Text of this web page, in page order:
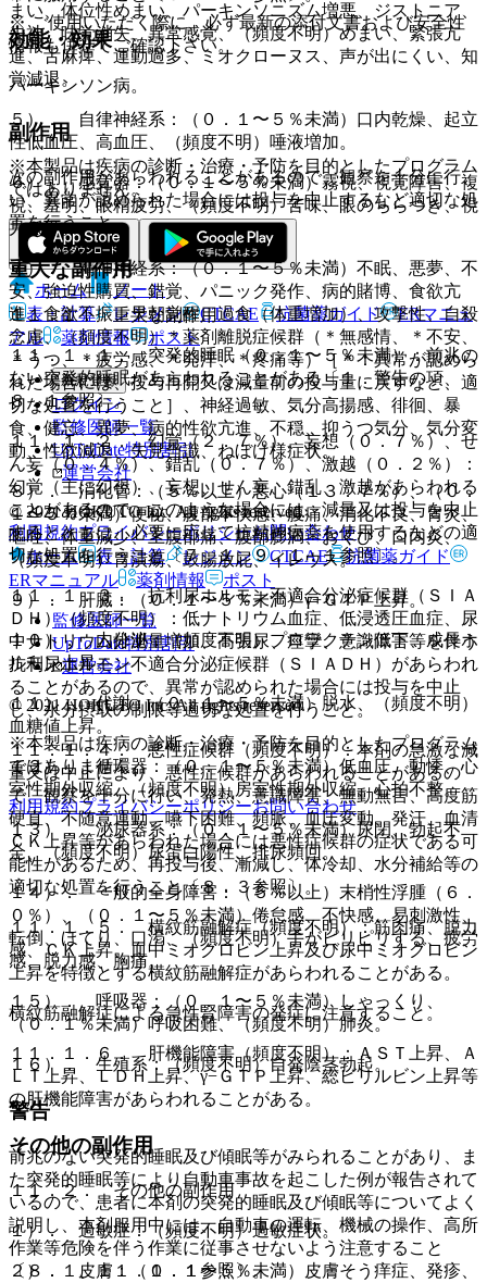
まい、体位性めまい、パーキンソニズム増悪、ジストニア、
失神、味覚消失、異常感覚、（頻度不明）めまい、緊張亢
進、舌麻痺、運動過多、ミオクローヌス、声が出にくい、知
覚減退。
５）． 自律神経系：（０．１〜５％未満）口内乾燥、起立
性低血圧、高血圧、（頻度不明）唾液増加。
６）． 感覚器：（０．１〜５％未満）霧視、視覚障害、複
視、羞明、眼精疲労、（頻度不明）苦味、眼のちらつき、視
力低下。
７）． 精神神経系：（０．１〜５％未満）不眠、悪夢、不
安、強迫性購買、錯覚、パニック発作、病的賭博、食欲亢
進、食欲不振、早朝覚醒、過食（体重増加）、攻撃性、自殺
念慮、（頻度不明）＊薬剤離脱症候群（＊無感情、＊不安、
＊うつ、＊疲労感、＊発汗、＊疼痛等）［＊：異常が認めら
れた場合には、投与再開又は減量前の投与量に戻すなど、適
切な処置を行うこと］、神経過敏、気分高揚感、徘徊、暴
食、健忘、異夢、病的性欲亢進、不穏、抑うつ気分、気分変
動、性欲減退、失見当識、ねぼけ様症状。
８）． 消化管：（５％以上）悪心（１３．７％）、（０．
１〜５％未満）便秘、腹部不快感、腹痛、消化不良、胃炎、
嘔吐、体重減少、上腹部痛、腹部膨満、おくび、口内炎、
（頻度不明）胃潰瘍、鼓腸放屁、イレウス。
９）． 肝臓：（０．１〜５％未満）γ−ＧＴＰ上昇。
１０）． 内分泌：（頻度不明）プロラクチン低下、成長ホ
ルモン上昇。
１１）． 代謝：（０．１〜５％未満）脱水、（頻度不明）
血糖値上昇。
１２）． 循環器：（０．１〜５％未満）低血圧、動悸、心
室性期外収縮、（頻度不明）房室性期外収縮、心拍不整。
１３）． 泌尿器系：（０．１〜５％未満）尿閉、勃起不
全、（頻度不明）尿蛋白陽性、排尿頻回。
１４）． 一般的全身障害：（５％以上）末梢性浮腫（６．
０％）、（０．１〜５％未満）倦怠感、不快感、易刺激性、
転倒、ほてり、口渇、（頻度不明）手がピリピリする、疲労
感、脱力感、胸痛。
１５）． 呼吸器：（０．１〜５％未満）しゃっくり、
（０．１％未満）呼吸困難、（頻度不明）肺炎。
１６）． 生殖系：（頻度不明）自発陰茎勃起。
警告
前兆のない突発的睡眠及び傾眠等がみられることがあり、ま
た突発的睡眠等により自動車事故を起こした例が報告されて
いるので、患者に本剤の突発的睡眠及び傾眠等についてよく
説明し、本剤服用中には、自動車の運転、機械の操作、高所
作業等危険を伴う作業に従事させないよう注意すること
〔８．１、１１．１．１参照〕。
効能・効果
パーキンソン病。
副作用
次の副作用があらわれることがあるので、観察を十分に行
い、異常が認められた場合には投与を中止するなど適切な処
置を行うこと。
重大な副作用
１１．１． 重大な副作用
１１．１．１． 突発的睡眠（０．１〜５％未満）：前兆の
ない突発的睡眠があらわれることがある〔１．警告の項、
８．１参照〕。
１１．１．２． 幻覚（２．７％）、妄想（０．７％）、せ
ん妄（０．４％）、錯乱（０．７％）、激越（０．２％）：
幻覚（主に幻視）、妄想、せん妄、錯乱、激越があらわれる
ことがあるので、このような場合には、減量又は投与を中止
するとともに、必要に応じて抗精神病薬を使用するなどの適
切な処置を行うこと〔７．１、９．１．１参照〕。
１１．１．３． 抗利尿ホルモン不適合分泌症候群（ＳＩＡ
ＤＨ）（頻度不明）：低ナトリウム血症、低浸透圧血症、尿
中ナトリウム排泄量増加、高張尿、痙攣、意識障害等を伴う
抗利尿ホルモン不適合分泌症候群（ＳＩＡＤＨ）があらわれ
ることがあるので、異常が認められた場合には投与を中止
し、水分摂取の制限等適切な処置を行うこと。
１１．１．４． 悪性症候群（頻度不明）：本剤の急激な減
量又は中止により、悪性症候群があらわれることがあるの
で、観察を十分に行い、発熱、意識障害、無動無言、高度筋
硬直、不随意運動、嚥下困難、頻脈、血圧変動、発汗、血清
ＣＫ上昇等があらわれた場合には悪性症候群の症状である可
能性があるため、再投与後、漸減し、体冷却、水分補給等の
適切な処置を行うこと〔８．３参照〕。
１１．１．５． 横紋筋融解症（頻度不明）：筋肉痛、脱力
感、ＣＫ上昇、血中ミオグロビン上昇及び尿中ミオグロビン
上昇を特徴とする横紋筋融解症があらわれることがある。
横紋筋融解症による急性腎障害の発症に注意すること。
１１．１．６． 肝機能障害（頻度不明）：ＡＳＴ上昇、Ａ
ＬＴ上昇、ＬＤＨ上昇、γ−ＧＴＰ上昇、総ビリルビン上昇等
の肝機能障害があらわれることがある。
その他の副作用
１１．２． その他の副作用
１）． 過敏症：（頻度不明）過敏症状。
２）． 皮膚：（０．１〜５％未満）皮膚そう痒症、発疹、
※ ご使用いただく際に、必ず最新の添付文書および安全性
情報も併せてご確認下さい。
※本製品は疾病の診断・治療・予防を目的としたプログラム
ではありません。
ホーム
ノート
表・計算
レジメン CTCAE 抗菌薬ガイド
ERマニュ
アル
薬剤情報 ポスト
新規登録
ログイン
監修医師一覧
UpToDate特別割引
運営会社
© 2021 HOKUTO Inc. All rights reserved.
利用規約プライバシーポリシーお問い合わせ
ホーム
表・計算 レジメン CTCAE
抗菌薬ガイド
ERマニュアル
薬剤情報 ポスト
監修医師一覧
UpToDate特別割引
運営会社
© 2021 HOKUTO Inc. All rights reserved.
※本製品は疾病の診断・治療・予防を目的としたプログラム
ではありません。
利用規約プライバシーポリシーお問い合わせ